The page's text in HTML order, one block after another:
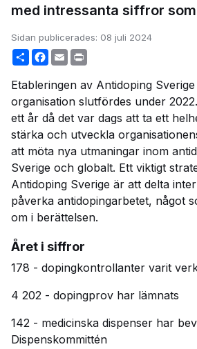
med intressanta siffror
Sidan publicerades: 08 juli 2024
ShareFacebook
Email
Etableringen av Antidoping
organisation slutfördes under
ett år då det var dags att ta ett
stärka och utveckla
att möta nya utmaningar inom
Sverige och globalt. Ett viktigt
Antidoping Sverige är att delta
påverka antidopingarbetet, något
om i berättelsen.
Året i siffror
178 - dopingkontrollanter varit
4 202 - dopingprov har lämnats
142 - medicinska dispenser har
Dispenskommittén